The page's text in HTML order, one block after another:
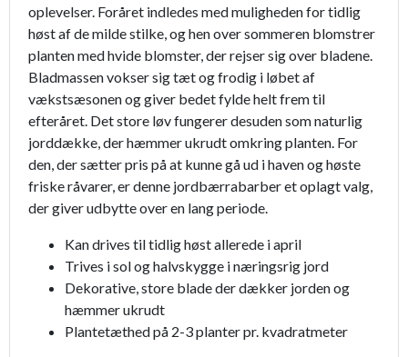
oplevelser. Foråret indledes med muligheden for tidlig
høst af de milde stilke, og hen over sommeren blomstrer
planten med hvide blomster, der rejser sig over bladene.
Bladmassen vokser sig tæt og frodig i løbet af
vækstsæsonen og giver bedet fylde helt frem til
efteråret. Det store løv fungerer desuden som naturlig
jorddække, der hæmmer ukrudt omkring planten. For
den, der sætter pris på at kunne gå ud i haven og høste
friske råvarer, er denne jordbærrabarber et oplagt valg,
der giver udbytte over en lang periode.
Kan drives til tidlig høst allerede i april
Trives i sol og halvskygge i næringsrig jord
Dekorative, store blade der dækker jorden og
hæmmer ukrudt
Plantetæthed på 2-3 planter pr. kvadratmeter